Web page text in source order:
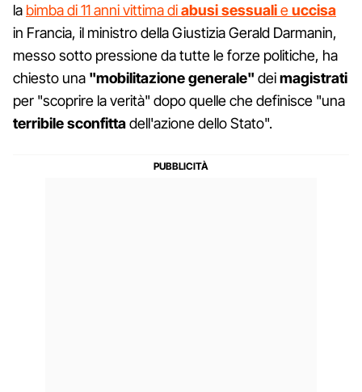
la bimba di 11 anni vittima diabusi sessualieuccisa
in Francia, il ministro della Giustizia Gerald Darmanin,
messo sotto pressione da tutte le forze politiche, ha
chiesto una "mobilitazione generale" deimagistrati
per "scoprire la verità" dopo quelle che definisce "una
terribile sconfittadell'azione dello Stato".